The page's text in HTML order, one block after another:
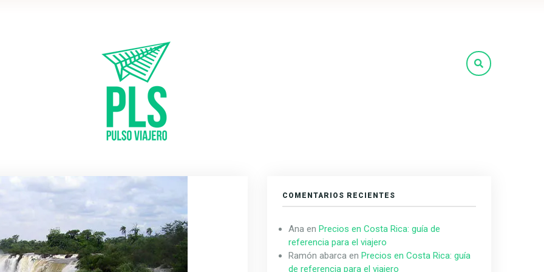
COMENTARIOS RECIENTES
Ana enPrecios en Costa Rica: guía de
referencia para el viajero
Ramón abarca enPrecios en Costa Rica: guía
de referencia para el viajero